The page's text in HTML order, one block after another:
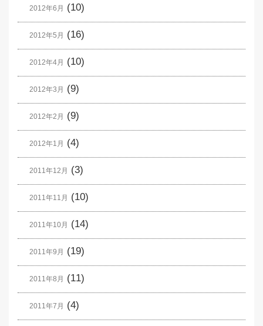
2012年6月 (10)
2012年5月 (16)
2012年4月 (10)
2012年3月 (9)
2012年2月 (9)
2012年1月 (4)
2011年12月 (3)
2011年11月 (10)
2011年10月 (14)
2011年9月 (19)
2011年8月 (11)
2011年7月 (4)